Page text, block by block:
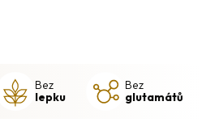
Bez
lepku
Bez
glutamátů